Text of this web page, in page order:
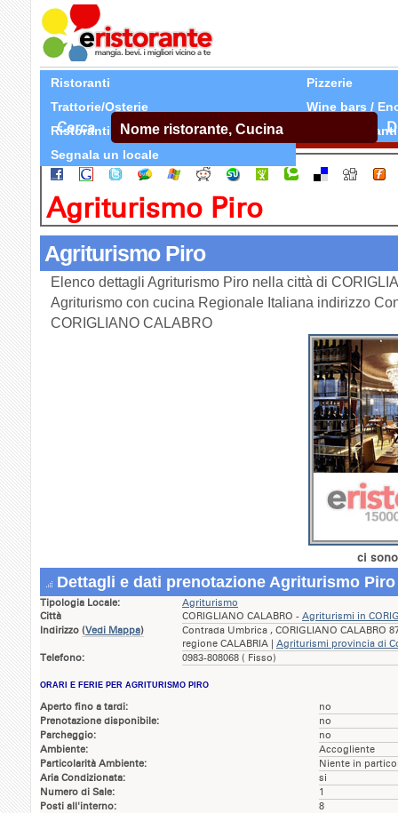
Ristoranti
Pizzerie
Trattorie/Osterie
Wine bars /
Ristoranti Etnici
Tutti Ristoranti
Segnala un locale
Cerca
Agriturismo Piro
Agriturismo Piro
Elenco dettagli Agriturismo Piro nella città di
Agriturismo con cucina Regionale Italiana indirizzo
CORIGLIANO CALABRO
ci
Dettagli e dati prenotazione Agriturismo Piro
Tipologia Locale:
Agriturismo
Città
CORIGLIANO CALABRO - Agriturismi in
Indirizzo (Vedi Mappa)
Contrada Umbrica , CORIGLIANO CALABRO
regione CALABRIA | Agriturismi provincia di
Telefono:
0983-808068 ( Fisso)
ORARI E FERIE PER AGRITURISMO PIRO
Aperto fino a tardi:
no
Prenotazione disponibile:
no
Parcheggio:
no
Ambiente:
Accogliente
Particolarità Ambiente:
Niente in
Aria Condizionata:
si
Numero di Sale:
1
Posti all'interno:
8